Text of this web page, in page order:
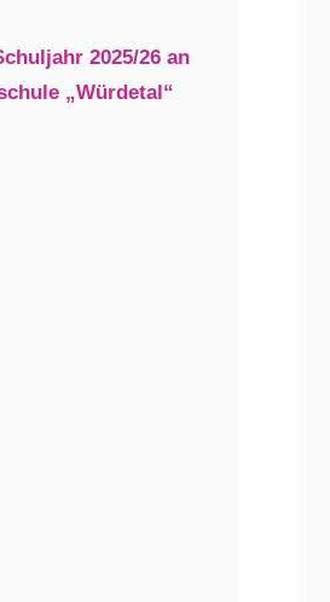
2025/26 an
„Würdetal“